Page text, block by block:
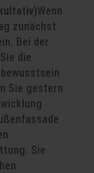
Wenn
zunächst
Bei der
die
Sie gestern
Sie